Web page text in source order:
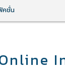
คชั่น